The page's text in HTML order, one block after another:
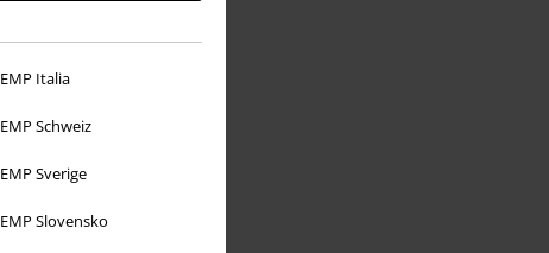
EMP Italia
EMP Schweiz
EMP Sverige
EMP Slovensko